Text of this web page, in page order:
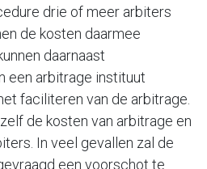
drie of meer arbiters
de kosten daarmee
daarnaast
een arbitrage instituut
faciliteren van de arbitrage.
de kosten van arbitrage en
In veel gevallen zal de
een voorschot te